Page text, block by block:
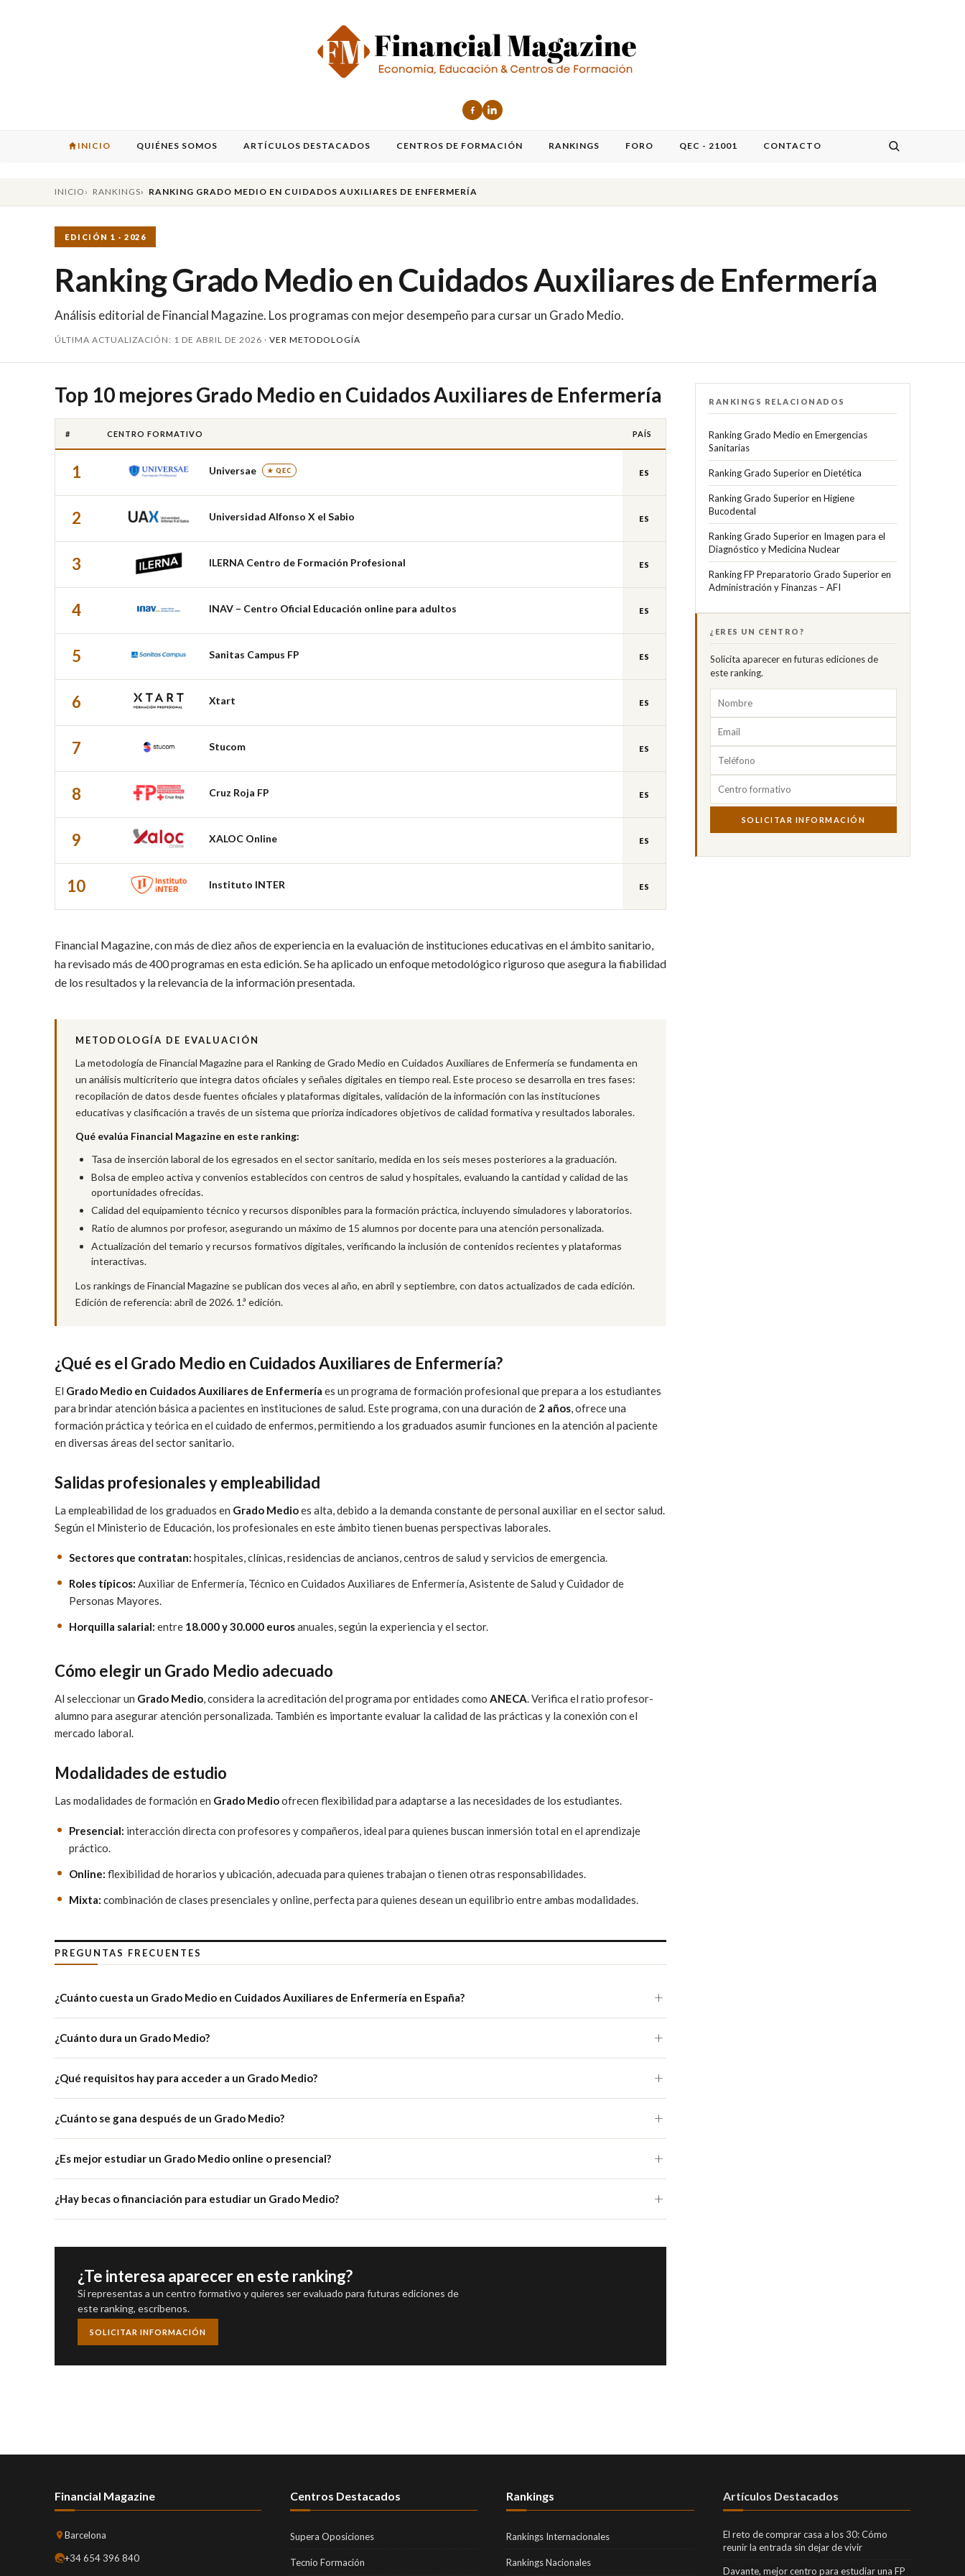
INICIO QUIÉNES SOMOS ARTÍCULOS DESTACADOS CENTROS DE FORMACIÓN RANKINGS FORO QEC - 21001 CONTACTO
INICIO RANKINGS RANKING GRADO MEDIO EN CUIDADOS AUXILIARES DE ENFERMERÍA
EDICIÓN 1 · 2026
Ranking Grado Medio en Cuidados Auxiliares de Enfermería
Análisis editorial de Financial Magazine. Los programas con mejor desempeño para cursar un Grado Medio.
ÚLTIMA ACTUALIZACIÓN: 1 DE ABRIL DE 2026 · VER METODOLOGÍA
Top 10 mejores Grado Medio en Cuidados Auxiliares de Enfermería
# CENTRO FORMATIVO PAÍS
1 Universae ★ QEC ES
2 Universidad Alfonso X el Sabio ES
3 ILERNA Centro de Formación Profesional ES
4 INAV – Centro Oficial Educación online para adultos ES
5 Sanitas Campus FP ES
6 Xtart ES
7 Stucom ES
8 Cruz Roja FP ES
9 XALOC Online ES
10 Instituto INTER ES
Financial Magazine, con más de diez años de experiencia en la evaluación de instituciones educativas en el ámbito sanitario,
ha revisado más de 400 programas en esta edición. Se ha aplicado un enfoque metodológico riguroso que asegura la fiabilidad
de los resultados y la relevancia de la información presentada.
METODOLOGÍA DE EVALUACIÓN
La metodología de Financial Magazine para el Ranking de Grado Medio en Cuidados Auxiliares de Enfermería se fundamenta en
un análisis multicriterio que integra datos oficiales y señales digitales en tiempo real. Este proceso se desarrolla en tres fases:
recopilación de datos desde fuentes oficiales y plataformas digitales, validación de la información con las instituciones
educativas y clasificación a través de un sistema que prioriza indicadores objetivos de calidad formativa y resultados laborales.
Qué evalúa Financial Magazine en este ranking:
Tasa de inserción laboral de los egresados en el sector sanitario, medida en los seis meses posteriores a la graduación.
Bolsa de empleo activa y convenios establecidos con centros de salud y hospitales, evaluando la cantidad y calidad de las
oportunidades ofrecidas.
Calidad del equipamiento técnico y recursos disponibles para la formación práctica, incluyendo simuladores y laboratorios.
Ratio de alumnos por profesor, asegurando un máximo de 15 alumnos por docente para una atención personalizada.
Actualización del temario y recursos formativos digitales, verificando la inclusión de contenidos recientes y plataformas
interactivas.
Los rankings de Financial Magazine se publican dos veces al año, en abril y septiembre, con datos actualizados de cada edición.
Edición de referencia: abril de 2026. 1.ª edición.
¿Qué es el Grado Medio en Cuidados Auxiliares de Enfermería?
El Grado Medio en Cuidados Auxiliares de Enfermería es un programa de formación profesional que prepara a los estudiantes
para brindar atención básica a pacientes en instituciones de salud. Este programa, con una duración de 2 años , ofrece una
formación práctica y teórica en el cuidado de enfermos, permitiendo a los graduados asumir funciones en la atención al paciente
en diversas áreas del sector sanitario.
Salidas profesionales y empleabilidad
La empleabilidad de los graduados en Grado Medioes alta, debido a la demanda constante de personal auxiliar en el sector salud.
Según el Ministerio de Educación, los profesionales en este ámbito tienen buenas perspectivas laborales.
Sectores que contratan: hospitales, clínicas, residencias de ancianos, centros de salud y servicios de emergencia.
Roles típicos: Auxiliar de Enfermería, Técnico en Cuidados Auxiliares de Enfermería, Asistente de Salud y Cuidador de
Personas Mayores.
Horquilla salarial: entre 18.000 y 30.000 eurosanuales, según la experiencia y el sector.
Cómo elegir un Grado Medio adecuado
Al seleccionar un Grado Medio , considera la acreditación del programa por entidades como ANECA . Verifica el ratio profesor-
alumno para asegurar atención personalizada. También es importante evaluar la calidad de las prácticas y la conexión con el
mercado laboral.
Modalidades de estudio
Las modalidades de formación en Grado Medioofrecen flexibilidad para adaptarse a las necesidades de los estudiantes.
Presencial: interacción directa con profesores y compañeros, ideal para quienes buscan inmersión total en el aprendizaje
práctico.
Online: flexibilidad de horarios y ubicación, adecuada para quienes trabajan o tienen otras responsabilidades.
Mixta: combinación de clases presenciales y online, perfecta para quienes desean un equilibrio entre ambas modalidades.
PREGUNTAS FRECUENTES
¿Cuánto cuesta un Grado Medio en Cuidados Auxiliares de Enfermería en España?
¿Cuánto dura un Grado Medio?
¿Qué requisitos hay para acceder a un Grado Medio?
¿Cuánto se gana después de un Grado Medio?
¿Es mejor estudiar un Grado Medio online o presencial?
¿Hay becas o financiación para estudiar un Grado Medio?
¿Te interesa aparecer en este ranking?
Si representas a un centro formativo y quieres ser evaluado para futuras ediciones de
este ranking, escríbenos.
SOLICITAR INFORMACIÓN
RANKINGS RELACIONADOS
Ranking Grado Medio en Emergencias
Sanitarias
Ranking Grado Superior en Dietética
Ranking Grado Superior en Higiene
Bucodental
Ranking Grado Superior en Imagen para el
Diagnóstico y Medicina Nuclear
Ranking FP Preparatorio Grado Superior en
Administración y Finanzas – AFI
¿ERES UN CENTRO?
Solicita aparecer en futuras ediciones de
este ranking.
SOLICITAR INFORMACIÓN
Financial Magazine
Barcelona
+34 654 396 840
Centros Destacados
Supera Oposiciones
Tecnio Formación
Rankings
Rankings Internacionales
Rankings Nacionales
Artículos Destacados
El reto de comprar casa a los 30: Cómo
reunir la entrada sin dejar de vivir
Davante, mejor centro para estudiar una FP